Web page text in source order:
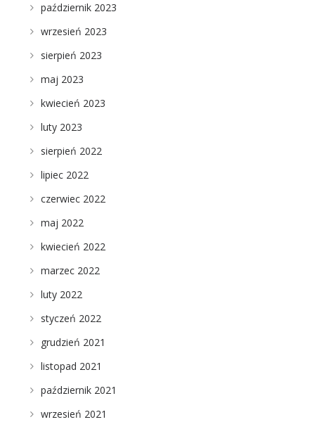
październik 2023
wrzesień 2023
sierpień 2023
maj 2023
kwiecień 2023
luty 2023
sierpień 2022
lipiec 2022
czerwiec 2022
maj 2022
kwiecień 2022
marzec 2022
luty 2022
styczeń 2022
grudzień 2021
listopad 2021
październik 2021
wrzesień 2021